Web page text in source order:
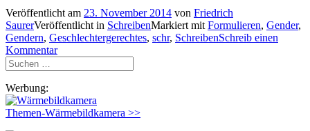
Veröffentlicht am 23. November 2014 von Friedrich
SaurerVeröffentlicht in SchreibenMarkiert mit Formulieren, Gender,
Gendern, Geschlechtergerechtes, schr, SchreibenSchreib einen
Kommentar
Suchen
nach:
Werbung:
Themen-Wärmebildkamera >>